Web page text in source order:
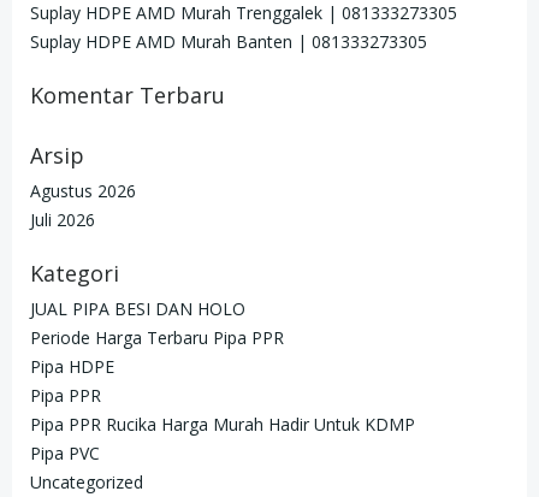
Suplay HDPE AMD Murah Trenggalek | 081333273305
Suplay HDPE AMD Murah Banten | 081333273305
Komentar Terbaru
Arsip
Agustus 2026
Juli 2026
Kategori
JUAL PIPA BESI DAN HOLO
Periode Harga Terbaru Pipa PPR
Pipa HDPE
Pipa PPR
Pipa PPR Rucika Harga Murah Hadir Untuk KDMP
Pipa PVC
Uncategorized